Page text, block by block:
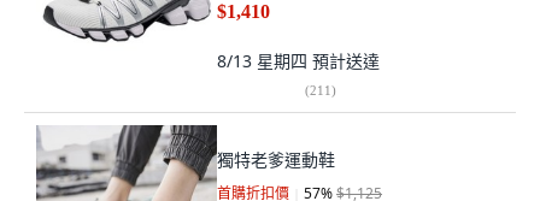
$1,410
8/13 星期四 預計送達
(211)
獨特老爹運動鞋
首購折扣價 57%$1,125